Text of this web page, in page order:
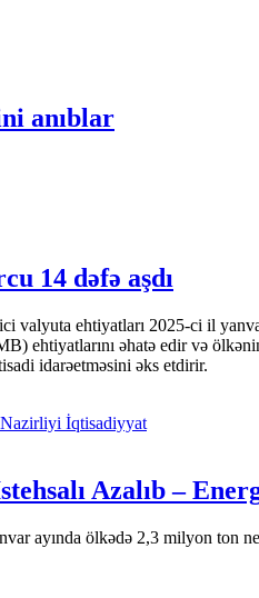
anıblar
14 dəfə aşdı
ehtiyatları 2025-ci il
ehtiyatlarını əhatə edir və
idarəetməsini əks etdirir.
İqtisadiyyat
Azalıb –
ayında ölkədə 2,3 milyon ton